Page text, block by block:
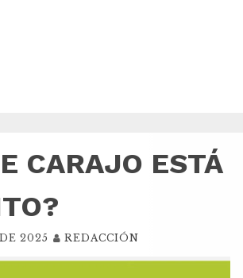
CARAJO ESTÁ
2025 REDACCIÓN